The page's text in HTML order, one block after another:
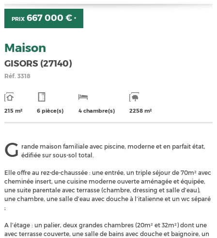
PRIX667 000 € *
Maison
GISORS (27140)
Réf.3318
215 m² 6 pièce(s) 4 chambre(s) 2258 m²
G rande maison familiale avec piscine, moderne et en parfait état,
édifiée sur sous-sol total.
Elle offre au rez-de-chaussée : une entrée, un triple séjour de 70m² avec
cheminée insert, une cuisine moderne ouverte aménagée et équipée,
une suite parentale avec terrasse (chambre, dressing et salle d’eau),
une chambre, une salle d’eau avec douche à l’italienne et un wc séparé
;
A l’étage : un palier, deux grandes chambres (20m² et 32m²) dont une
avec terrasse couverte, une salle de bains avec douche et baignoire, un